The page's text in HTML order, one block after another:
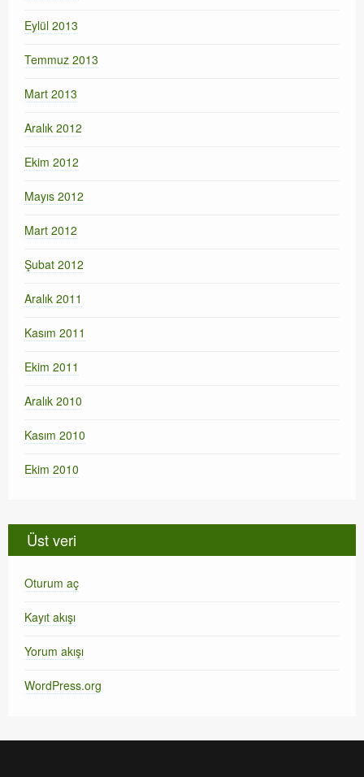
Eylül 2013
Temmuz 2013
Mart 2013
Aralık 2012
Ekim 2012
Mayıs 2012
Mart 2012
Şubat 2012
Aralık 2011
Kasım 2011
Ekim 2011
Aralık 2010
Kasım 2010
Ekim 2010
Üst veri
Oturum aç
Kayıt akışı
Yorum akışı
WordPress.org